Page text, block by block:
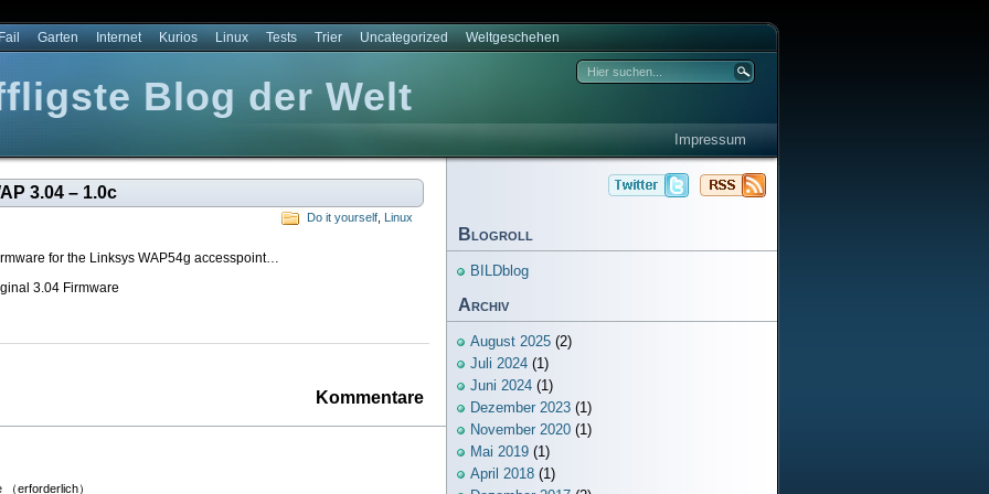
Garten Internet Kurios Linux Tests Trier Uncategorized Weltgeschehen
Blog der Welt
Impressum
3.04 – 1.0c
Do it yourself Linux
for the Linksys WAP54g accesspoint…
3.04 Firmware
Kommentare
（erforderlich）
Blogroll
BILDblog
Archiv
August 2025 (2)
Juli 2024 (1)
Juni 2024 (1)
Dezember 2023 (1)
November 2020 (1)
Mai 2019 (1)
April 2018 (1)